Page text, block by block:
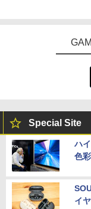
Special Site
ハ
色
イ